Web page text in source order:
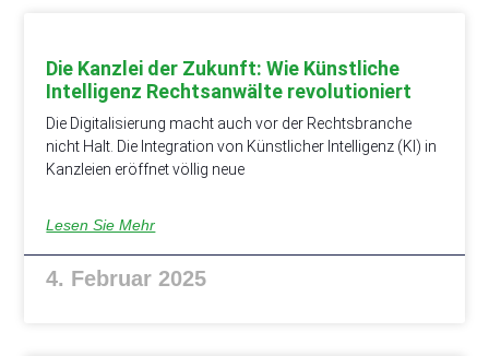
Die Kanzlei der Zukunft: Wie Künstliche
Intelligenz Rechtsanwälte revolutioniert
Die Digitalisierung macht auch vor der Rechtsbranche
nicht Halt. Die Integration von Künstlicher Intelligenz (KI) in
Kanzleien eröffnet völlig neue
Lesen Sie Mehr
4. Februar 2025